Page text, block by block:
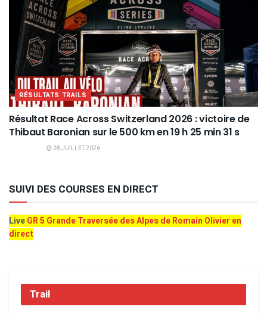
RÉSULTATS TRAILS
Résultat Race Across Switzerland 2026 : victoire de
Thibaut Baronian sur le 500 km en 19 h 25 min 31 s
28 JUILLET 2026
SUIVI DES COURSES EN DIRECT
LiveGR 5 Grande Traversée des Alpes de Romain Olivier en
direct
Trail